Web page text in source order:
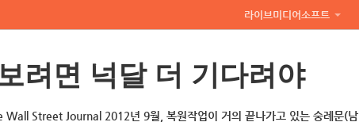
라이브미디어소프트
려면 넉달 더 기다려야
Street Journal 2012년 9월, 복원작업이 거의 끝나가고 있는 숭례문(남